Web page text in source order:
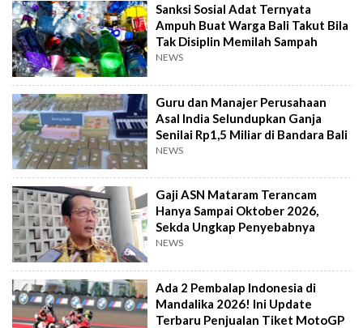
Sanksi Sosial Adat Ternyata
Ampuh Buat Warga Bali Takut Bila
Tak Disiplin Memilah Sampah
NEWS
Guru dan Manajer Perusahaan
Asal India Selundupkan Ganja
Senilai Rp1,5 Miliar di Bandara Bali
NEWS
Gaji ASN Mataram Terancam
Hanya Sampai Oktober 2026,
Sekda Ungkap Penyebabnya
NEWS
Ada 2 Pembalap Indonesia di
Mandalika 2026! Ini Update
Terbaru Penjualan Tiket MotoGP